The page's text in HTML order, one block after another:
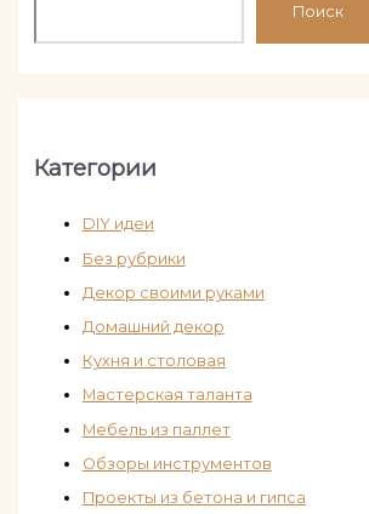
Поиск
Категории
DIY идеи
Без рубрики
Декор своими руками
Домашний декор
Кухня и столовая
Мастерская таланта
Мебель из паллет
Обзоры инструментов
Проекты из бетона и гипса